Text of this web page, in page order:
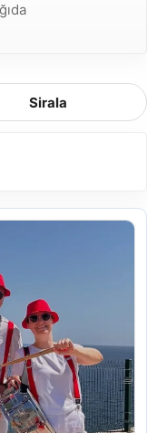
Sirala